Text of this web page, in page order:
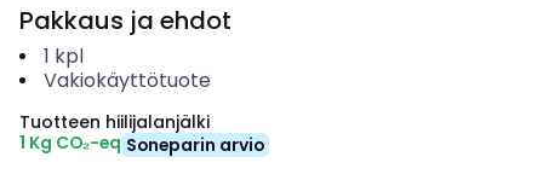
Pakkaus ja ehdot
1 kpl
Vakiokäyttötuote
Tuotteen hiilijalanjälki
1 Kg CO₂-eq Soneparin arvio